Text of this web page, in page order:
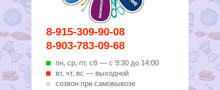
8-915-309-90-08
8-903-783-09-68
пн, ср, пт, cб — с 9:30 до 14:00
вт, чт, вс — выходной
созвон при самовывозе
Вирутозы иглы. Товары для
шитья и рукоделья